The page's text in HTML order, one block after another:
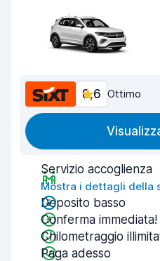
8,6 Ottimo
Servizio accoglienza
Mostra i dettagli della
Deposito basso
Conferma immediata!
Chilometraggio
Paga adesso